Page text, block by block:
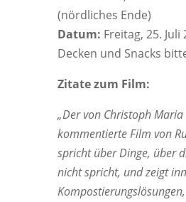
(nördliches Ende)
Datum: Freitag, 25. Juli
Decken und Snacks
Zitate zum Film:
„Der von Christoph
kommentierte Film von
spricht über Dinge, über
nicht spricht, und zeigt